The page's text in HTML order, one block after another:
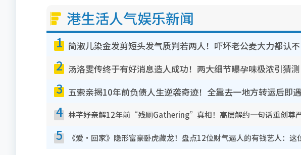
港生活人气娱乐新闻
1 简淑儿染金发剪短头发气质判若两人！吓坏老公麦大力都认
2 汤洛雯传终于有好消息造人成功！两大细节曝孕味极浓引猜测
3 五索亲揭10年前负债人生逆袭奇迹！全靠去一地方转运后即
4 林芊妤亲解12年前“残厕Gathering”真相！高层解约一句话重创尊
5 《爱·回家》隐形富豪卧虎藏龙！盘点12位财气逼人的有钱艺人：这